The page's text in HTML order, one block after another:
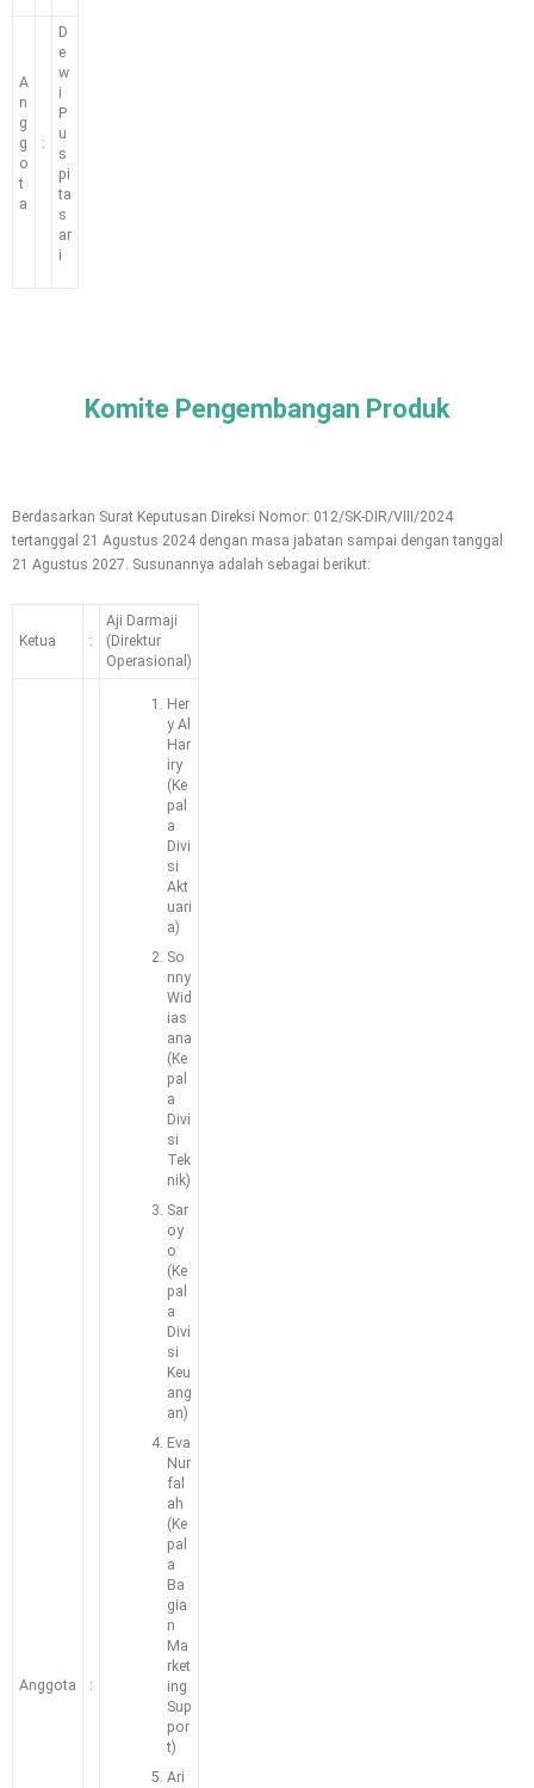
A
n
g
g
o
t
a
:
D
e
w
i
P
u
s
pi
ta
s
ar
i
Komite Pengembangan Produk
Berdasarkan Surat Keputusan Direksi Nomor: 012/SK-DIR/VIII/2024
tertanggal 21 Agustus 2024 dengan masa jabatan sampai dengan tanggal
21 Agustus 2027. Susunannya adalah sebagai berikut:
Ketua :
Aji Darmaji
(Direktur
Operasional)
Anggota :
Her
y Al
Har
iry
(Ke
pal
a
Divi
si
Akt
uari
a)
So
nny
Wid
ias
ana
(Ke
pal
a
Divi
si
Tek
nik)
Sar
oy
o
(Ke
pal
a
Divi
si
Keu
ang
an)
Eva
Nur
fal
ah
(Ke
pal
a
Ba
gia
n
Ma
rket
ing
Sup
por
t)
Ari